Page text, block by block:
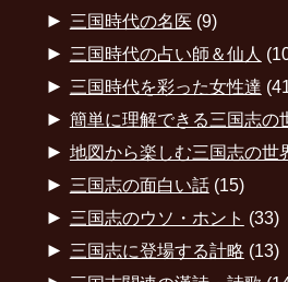
► 三国時代の名医 (9)
► 三国時代の占い師＆仙人
► 三国時代を彩った女性達
► 簡単に理解できる三国志の
► 地図から楽しむ三国志の世
► 三国志の面白い話(15)
► 三国志のウソ・ホント (33)
► 三国志に登場する計略 (13)